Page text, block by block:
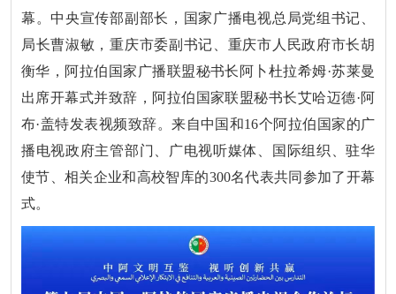
幕。中央宣传部副部长，国家广播电视总局党组书记、
局长曹淑敏，重庆市委副书记、重庆市人民政府市长胡
衡华，阿拉伯国家广播联盟秘书长阿卜杜拉希姆·苏莱曼
出席开幕式并致辞，阿拉伯国家联盟秘书长艾哈迈德·阿
布·盖特发表视频致辞。来自中国和16个阿拉伯国家的广
播电视政府主管部门、广电视听媒体、国际组织、驻华
使节、相关企业和高校智库的300名代表共同参加了开幕
式。